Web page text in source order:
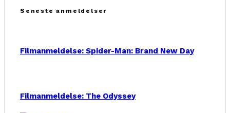
Seneste anmeldelser
Filmanmeldelse: Spider-Man: Brand New Day
Filmanmeldelse: The Odyssey